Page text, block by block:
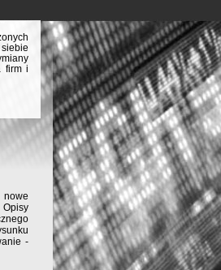
firm i
-